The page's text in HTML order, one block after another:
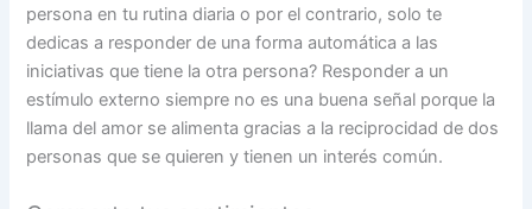
persona en tu rutina diaria o por el contrario, solo te
dedicas a responder de una forma automática a las
iniciativas que tiene la otra persona? Responder a un
estímulo externo siempre no es una buena señal porque la
llama del amor se alimenta gracias a la reciprocidad de dos
personas que se quieren y tienen un interés común.